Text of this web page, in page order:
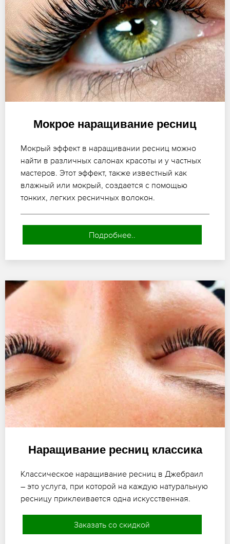
Мокрое наращивание ресниц
Мокрый эффект в наращивании ресниц можно
найти в различных салонах красоты и у частных
мастеров. Этот эффект, также известный как
влажный или мокрый, создается с помощью
тонких, легких ресничных волокон.
Подробнее..
Наращивание ресниц классика
Классическое наращивание ресниц в Джебраил
– это услуга, при которой на каждую натуральную
ресницу приклеивается одна искусственная.
Заказать со скидкой